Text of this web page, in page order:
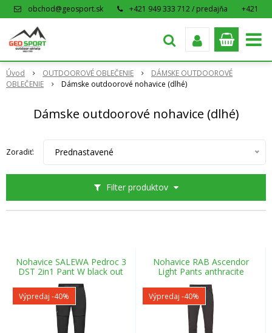
obchod@geosport.sk +421 949 333 712 / predajňa
+421
Úvod OUTDOOROVÉ OBLEČENIE
DÁMSKE OUTDOOROVÉ
OBLEČENIE
Dámske outdoorové nohavice (dlhé)
Dámske outdoorové nohavice (dlhé)
Filter produktov
Zoradiť: Prednastavené
Nohavice SALEWA Pedroc 3
DST 2in1 Pant W black out
Výpredaj -40%
Nohavice RAB Ascendor
Light Pants anthracite
Výpredaj -40%